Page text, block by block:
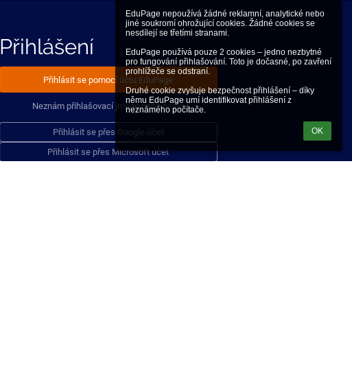
EduPage nepoužívá žádné reklamní, analytické nebo
jiné soukromí ohrožující cookies. Žádné cookies se
nesdílejí se třetími stranami.
EduPage používá pouze 2 cookies – jedno nezbytné
pro fungování přihlašování. Toto je dočasné, po zavření
prohlížeče se odstraní.
Druhé cookie zvyšuje bezpečnost přihlášení – díky
němu EduPage umí identifikovat přihlášení z
neznámého počítače.
OK
Přihlášení
Přihlásit se pomocí účtu EduPage
Neznám přihlašovací jméno nebo heslo
Přihlásit se přes Google účet
Přihlásit se přes Microsoft účet